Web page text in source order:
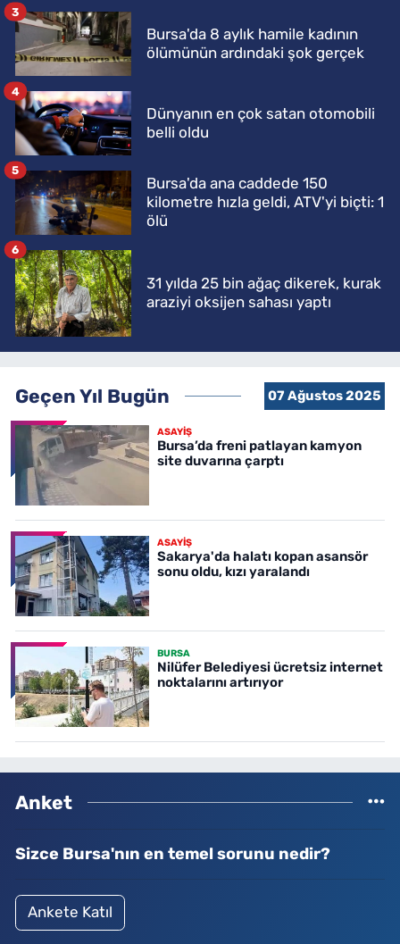
Bursa'da 8 aylık hamile kadının
ölümünün ardındaki şok gerçek
3
Dünyanın en çok satan otomobili
belli oldu
4
Bursa'da ana caddede 150
kilometre hızla geldi, ATV'yi biçti: 1
ölü
5
31 yılda 25 bin ağaç dikerek, kurak
araziyi oksijen sahası yaptı
6
Geçen Yıl Bugün 07 Ağustos 2025
ASAYİŞ
Bursa’da freni patlayan kamyon
site duvarına çarptı
ASAYİŞ
Sakarya'da halatı kopan asansör
sonu oldu, kızı yaralandı
BURSA
Nilüfer Belediyesi ücretsiz internet
noktalarını artırıyor
Anket
Sizce Bursa'nın en temel sorunu nedir?
Ankete Katıl